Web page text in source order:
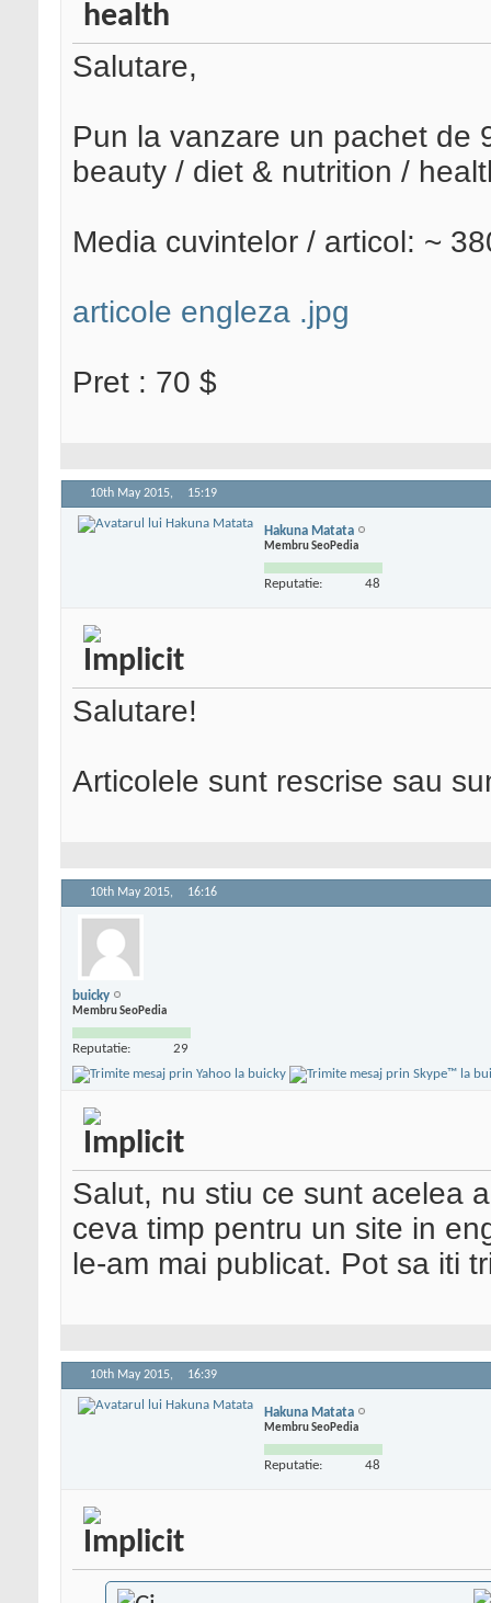
health
Salutare,
Pun la vanzare un pachet de
beauty / diet & nutrition /
Media cuvintelor / articol: ~
articole engleza .jpg
Pret : 70 $
10th May 2015, 15:19
Hakuna Matata
Membru SeoPedia
Reputatie: 48
Salutare!
Articolele sunt rescrise sau
10th May 2015, 16:16
buicky
Membru SeoPedia
Reputatie: 29
Salut, nu stiu ce sunt acelea
ceva timp pentru un site in
le-am mai publicat. Pot sa iti
10th May 2015, 16:39
Hakuna Matata
Membru SeoPedia
Reputatie: 48